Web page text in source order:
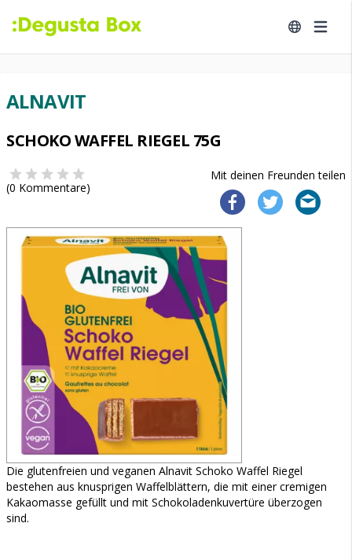
ALNAVIT
SCHOKO WAFFEL RIEGEL 75G
Mit deinen Freunden teilen
(0 Kommentare)
Die glutenfreien und veganen Alnavit Schoko Waffel Riegel
bestehen aus knusprigen Waffelblättern, die mit einer cremigen
Kakaomasse gefüllt und mit Schokoladenkuvertüre überzogen
sind.